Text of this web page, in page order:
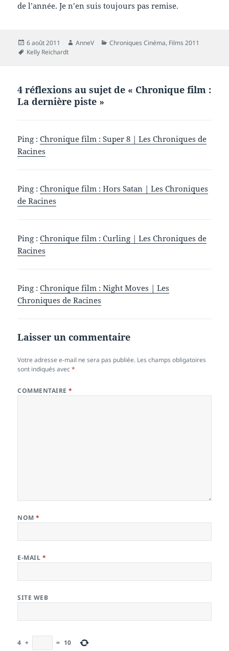
de l’année. Je n’en suis toujours pas remise.
Publié
le
6 août 2011 Auteur
AnneV Catégories
Chroniques Cinéma, Films 2011
Mots-
Kelly Reichardt
4 réflexions au sujet de « Chronique film :
La dernière piste »
Ping :Chronique film : Super 8 | Les Chroniques de
Racines
Ping :Chronique film : Hors Satan | Les Chroniques
de Racines
Ping :Chronique film : Curling | Les Chroniques de
Racines
Ping :Chronique film : Night Moves | Les
Chroniques de Racines
Laisser un commentaire
Votre adresse e-mail ne sera pas publiée. Les champs obligatoires
sont indiqués avec*
COMMENTAIRE*
NOM*
E-MAIL *
SITE WEB
4 + = 10